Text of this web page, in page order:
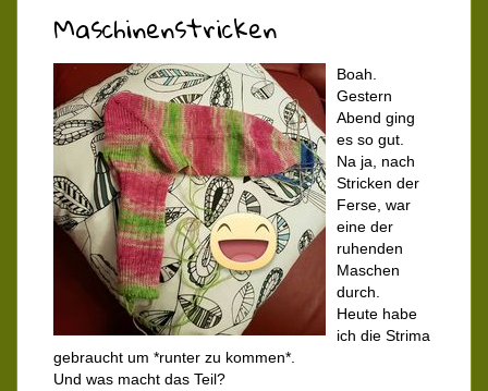
Maschinenstricken
Boah.
Gestern
Abend ging
es so gut.
Na ja, nach
Stricken der
Ferse, war
eine der
ruhenden
Maschen
durch.
Heute habe
ich die Strima
gebraucht um *runter zu kommen*.
Und was macht das Teil?